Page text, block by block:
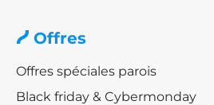
Offres
Offres spéciales parois
Black friday & Cybermonday